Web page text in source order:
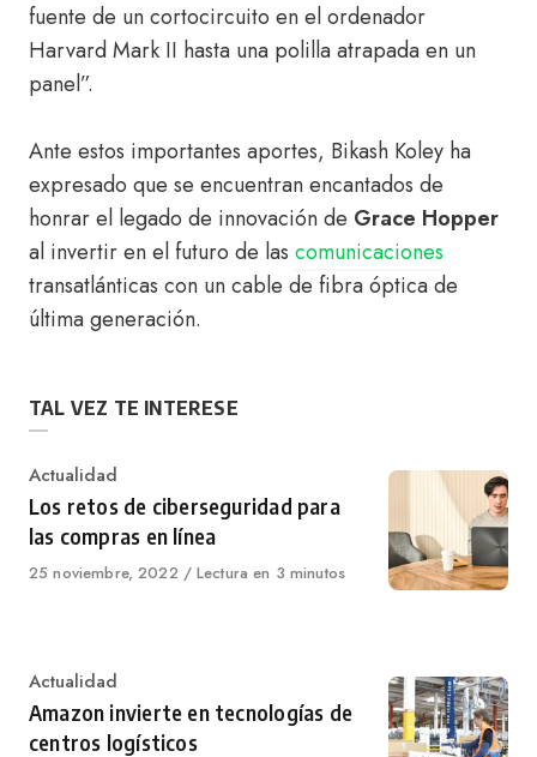
fuente de un cortocircuito en el ordenador
Harvard Mark II hasta una polilla atrapada en un
panel”.
Ante estos importantes aportes, Bikash Koley ha
expresado que se encuentran encantados de
honrar el legado de innovación de Grace Hopper
al invertir en el futuro de las comunicaciones
transatlánticas con un cable de fibra óptica de
última generación.
TAL VEZ TE INTERESE
Category
Actualidad
Los retos de ciberseguridad para
las compras en línea
Published
25 noviembre, 2022 Lectura en 3 minutos
Category
Actualidad
Amazon invierte en tecnologías de
centros logísticos